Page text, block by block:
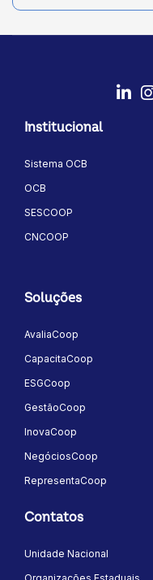
Institucional
Sistema OCB
OCB
SESCOOP
CNCOOP
Soluções
AvaliaCoop
CapacitaCoop
ESGCoop
GestãoCoop
InovaCoop
NegóciosCoop
RepresentaCoop
Contatos
Unidade Nacional